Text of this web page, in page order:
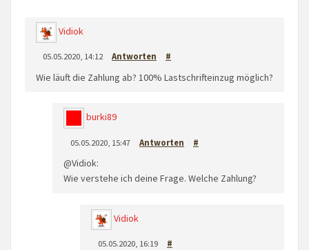
Vidiok
05.05.2020, 14:12 Antworten #
Wie läuft die Zahlung ab? 100% Lastschrifteinzug möglich?
burki89
05.05.2020, 15:47 Antworten #
@Vidiok:
Wie verstehe ich deine Frage. Welche Zahlung?
Vidiok
05.05.2020, 16:19 #